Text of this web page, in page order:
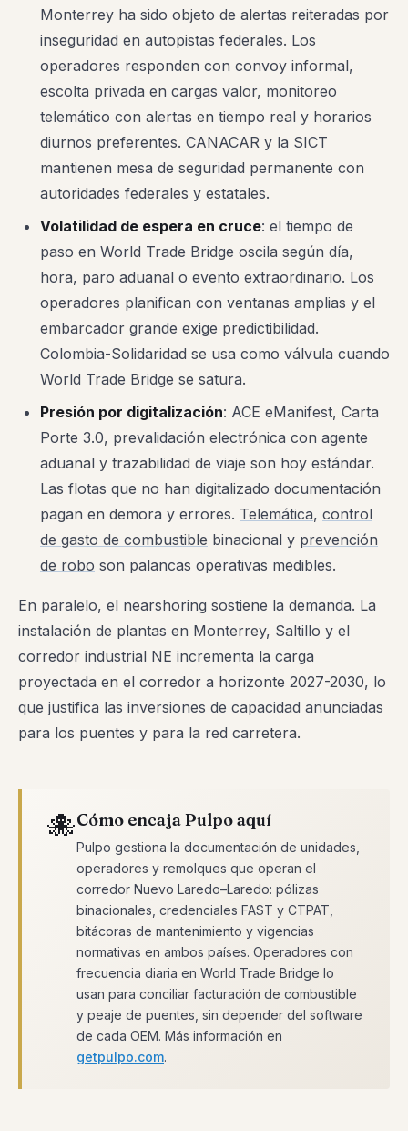
Monterrey ha sido objeto de alertas reiteradas por
inseguridad en autopistas federales. Los
operadores responden con convoy informal,
escolta privada en cargas valor, monitoreo
telemático con alertas en tiempo real y horarios
diurnos preferentes. CANACAR y la SICT
mantienen mesa de seguridad permanente con
autoridades federales y estatales.
Volatilidad de espera en cruce: el tiempo de
paso en World Trade Bridge oscila según día,
hora, paro aduanal o evento extraordinario. Los
operadores planifican con ventanas amplias y el
embarcador grande exige predictibilidad.
Colombia-Solidaridad se usa como válvula cuando
World Trade Bridge se satura.
Presión por digitalización: ACE eManifest, Carta
Porte 3.0, prevalidación electrónica con agente
aduanal y trazabilidad de viaje son hoy estándar.
Las flotas que no han digitalizado documentación
pagan en demora y errores. Telemática, control
de gasto de combustible binacional y prevención
de robo son palancas operativas medibles.
En paralelo, el nearshoring sostiene la demanda. La
instalación de plantas en Monterrey, Saltillo y el
corredor industrial NE incrementa la carga
proyectada en el corredor a horizonte 2027-2030, lo
que justifica las inversiones de capacidad anunciadas
para los puentes y para la red carretera.
🐙Cómo encaja Pulpo aquí
Pulpo gestiona la documentación de unidades,
operadores y remolques que operan el
corredor Nuevo Laredo–Laredo: pólizas
binacionales, credenciales FAST y CTPAT,
bitácoras de mantenimiento y vigencias
normativas en ambos países. Operadores con
frecuencia diaria en World Trade Bridge lo
usan para conciliar facturación de combustible
y peaje de puentes, sin depender del software
de cada OEM. Más información en
getpulpo.com.